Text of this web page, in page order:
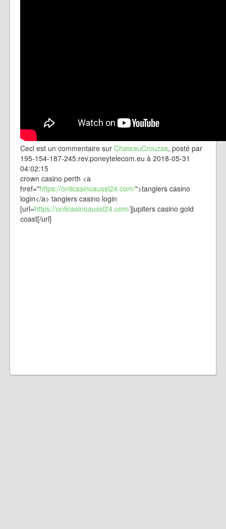
Ceci est un commentaire sur ChateauCrouzas, posté par
195-154-187-245.rev.poneytelecom.eu à 2018-05-31
04:02:15
crown casino perth <a
href="https://onlicasinoaussi24.com/">tangiers casino
login</a> tangiers casino login
[url=https://onlicasinoaussi24.com/]jupiters casino gold
coast[/url]